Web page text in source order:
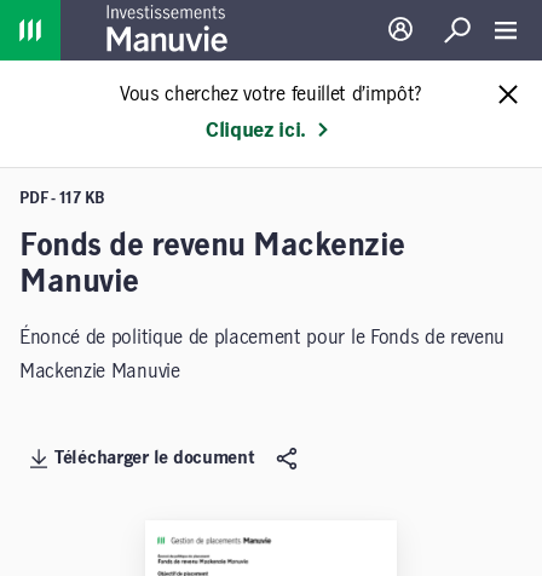
Home
Ouverture de
Recherche
Vous cherchez votre feuillet d’impôt?
Cliquez ici.
PDF - 117 KB
Fonds de revenu Mackenzie
Manuvie
Énoncé de politique de placement pour le Fonds de revenu
Mackenzie Manuvie
Télécharger le document